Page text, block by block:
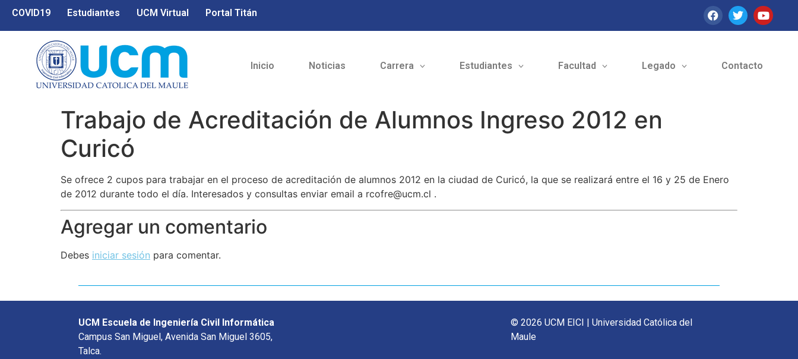
COVID19 Estudiantes UCM Virtual Portal Titán
Inicio Noticias Carrera Estudiantes Facultad Legado Contacto
Trabajo de Acreditación de Alumnos Ingreso 2012 en
Curicó
Se ofrece 2 cupos para trabajar en el proceso de acreditación de alumnos 2012 en la ciudad de Curicó, la que se realizará entre el 16 y 25 de Enero
de 2012 durante todo el día. Interesados y consultas enviar email a rcofre@ucm.cl .
Agregar un comentario
Debes iniciar sesión para comentar.
UCM Escuela de Ingeniería Civil Informática
Campus San Miguel, Avenida San Miguel 3605,
Talca.
© 2026 UCM EICI | Universidad Católica del
Maule